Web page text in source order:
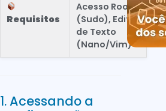
Requisitos
Acesso Root
(Sudo), Editor
de Texto
(Nano/Vim)
1. Acessando a